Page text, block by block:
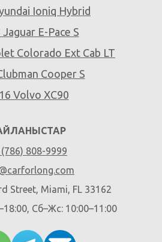
Ioniq Hybrid
E-Pace S
Colorado Ext Cab LT
Cooper S
Volvo XC90
(786) 808-9999
Street, Miami, FL 33162
Сб–Жс: 10:00–11:00